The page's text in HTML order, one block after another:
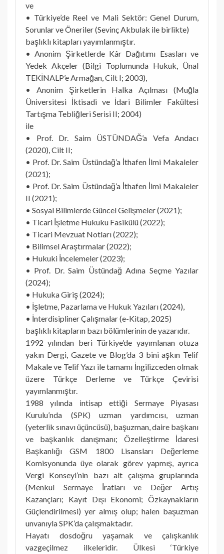
ve
• Türkiye’de Reel ve Mali Sektör: Genel Durum,
Sorunlar ve Öneriler (Sevinç Akbulak ile birlikte)
başlıklı kitapları yayımlanmıştır.
• Anonim Şirketlerde Kâr Dağıtımı Esasları ve
Yedek Akçeler (Bilgi Toplumunda Hukuk, Ünal
TEKİNALP’e Armağan, Cilt I; 2003),
• Anonim Şirketlerin Halka Açılması (Muğla
Üniversitesi İktisadi ve İdari Bilimler Fakültesi
Tartışma Tebliğleri Serisi II; 2004)
ile
• Prof. Dr. Saim ÜSTÜNDAĞ’a Vefa Andacı
(2020), Cilt II;
• Prof. Dr. Saim Üstündağ’a İthafen İlmi Makaleler
(2021);
• Prof. Dr. Saim Üstündağ’a İthafen İlmi Makaleler
II (2021);
• Sosyal Bilimlerde Güncel Gelişmeler (2021);
• Ticari İşletme Hukuku Fasikülü (2022);
• Ticari Mevzuat Notları (2022);
• Bilimsel Araştırmalar (2022);
• Hukuki İncelemeler (2023);
• Prof. Dr. Saim Üstündağ Adına Seçme Yazılar
(2024);
• Hukuka Giriş (2024);
• İşletme, Pazarlama ve Hukuk Yazıları (2024),
• İnterdisipliner Çalışmalar (e-Kitap, 2025)
başlıklı kitapların bazı bölümlerinin de yazarıdır.
1992 yılından beri Türkiye’de yayımlanan otuza
yakın Dergi, Gazete ve Blog’da 3 bini aşkın Telif
Makale ve Telif Yazı ile tamamı İngilizceden olmak
üzere Türkçe Derleme ve Türkçe Çevirisi
yayımlanmıştır.
1988 yılında intisap ettiği Sermaye Piyasası
Kurulu’nda (SPK) uzman yardımcısı, uzman
(yeterlik sınavı üçüncüsü), başuzman, daire başkanı
ve başkanlık danışmanı; Özelleştirme İdaresi
Başkanlığı GSM 1800 Lisansları Değerleme
Komisyonunda üye olarak görev yapmış, ayrıca
Vergi Konseyi’nin bazı alt çalışma gruplarında
(Menkul Sermaye İratları ve Değer Artış
Kazançları; Kayıt Dışı Ekonomi; Özkaynakların
Güçlendirilmesi) yer almış olup; halen başuzman
unvanıyla SPK’da çalışmaktadır.
Hayatı dosdoğru yaşamak ve çalışkanlık
vazgeçilmez ilkeleridir. Ülkesi ‘Türkiye